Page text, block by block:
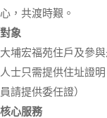
心，共渡時艱。
對象
大埔宏福苑住戶及參
人士只需提供住址證
員請提供委任證）
核心服務